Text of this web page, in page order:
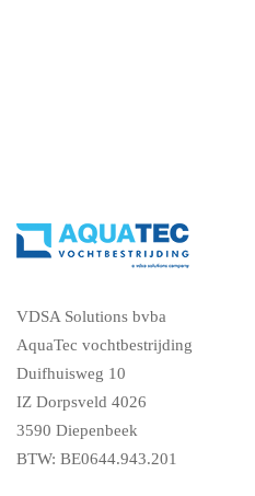
VDSA Solutions bvba
AquaTec vochtbestrijding
Duifhuisweg 10
IZ Dorpsveld 4026
3590 Diepenbeek
BTW: BE0644.943.201